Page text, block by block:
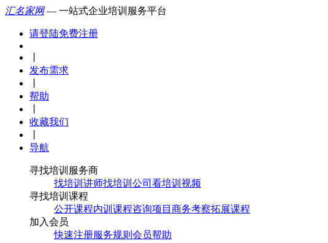
汇名家网— 一站式企业培训服务平台
请登陆免费注册
发布需求
帮助
收藏我们
导航
寻找培训服务商
找培训讲师找培训公司 看培训视频
寻找培训课程
公开课程内训课程咨询项目 商务考察拓展课程
加入会员
快速注册服务规则 会员帮助